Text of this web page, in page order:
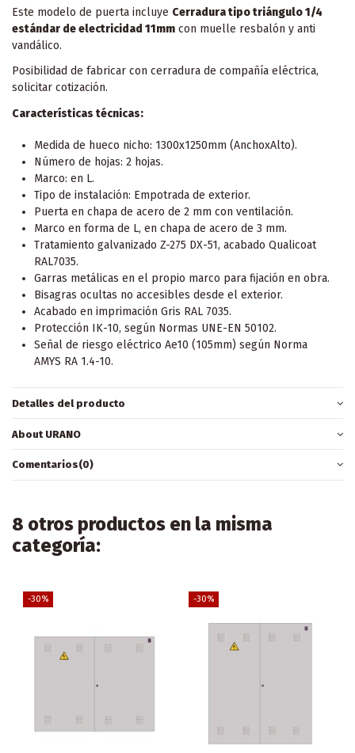
Este modelo de puerta incluye Cerradura tipo triángulo 1/4
estándar de electricidad 11mm con muelle resbalón y anti
vandálico.
Posibilidad de fabricar con cerradura de compañía eléctrica,
solicitar cotización.
Características técnicas:
Medida de hueco nicho: 1300x1250mm (AnchoxAlto).
Número de hojas: 2 hojas.
Marco: en L.
Tipo de instalación: Empotrada de exterior.
Puerta en chapa de acero de 2 mm con ventilación.
Marco en forma de L, en chapa de acero de 3 mm.
Tratamiento galvanizado Z-275 DX-51, acabado Qualicoat
RAL7035.
Garras metálicas en el propio marco para fijación en obra.
Bisagras ocultas no accesibles desde el exterior.
Acabado en imprimación Gris RAL 7035.
Protección IK-10, según Normas UNE-EN 50102.
Señal de riesgo eléctrico Ae10 (105mm) según Norma
AMYS RA 1.4-10.
Detalles del producto
About URANO
Comentarios(0)
8 otros productos en la misma
categoría:
-30% -30%